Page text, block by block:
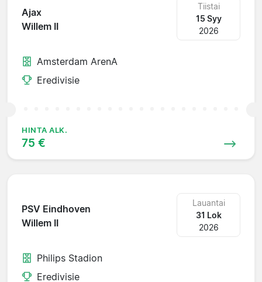
Ajax
Willem II
Tiistai
15 Syy
2026
Amsterdam ArenA
Eredivisie
HINTA ALK.
75 €
PSV Eindhoven
Willem II
Lauantai
31 Lok
2026
Philips Stadion
Eredivisie